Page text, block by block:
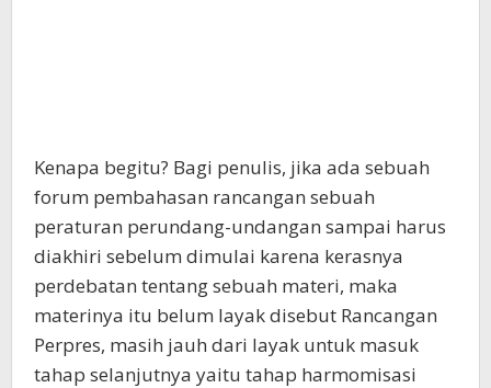
Kenapa begitu? Bagi penulis, jika ada sebuah
forum pembahasan rancangan sebuah
peraturan perundang-undangan sampai harus
diakhiri sebelum dimulai karena kerasnya
perdebatan tentang sebuah materi, maka
materinya itu belum layak disebut Rancangan
Perpres, masih jauh dari layak untuk masuk
tahap selanjutnya yaitu tahap harmomisasi